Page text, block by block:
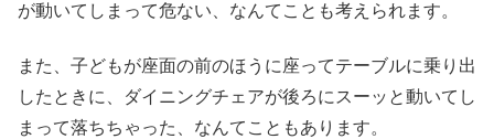
が動いてしまって危ない、なんてことも考えられます。
また、子どもが座面の前のほうに座ってテーブルに乗り出
したときに、ダイニングチェアが後ろにスーッと動いてし
まって落ちちゃった、なんてこともあります。